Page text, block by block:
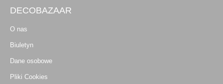
DECOBAZAAR
O nas
Biuletyn
Dane osobowe
Pliki Cookies